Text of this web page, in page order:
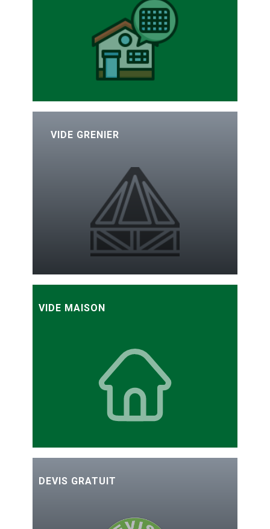
VIDE GRENIER
VIDE MAISON
DEVIS GRATUIT